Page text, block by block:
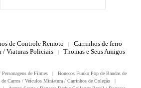
de Controle Remoto |
Carrinhos de ferro
/ Viaturas Policiais |
Thomas e Seus Amigos
de Filmes |
Bonecos Funko Pop de Bandas de
Carros / Veículos Miniatura / Carrinhos de Coleção
|